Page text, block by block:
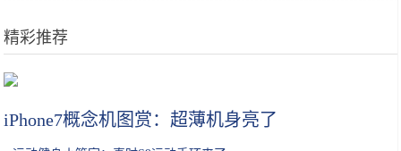
精彩推荐
只花8毛钱，自己在家就能做的润肤油！冬季预防手脚干裂效果棒！
iPhone7概念机图赏：超薄机身亮了